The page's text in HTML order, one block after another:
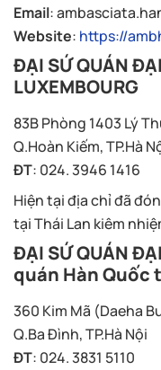
Email:
Website: https://
ĐẠI SỨ QUÁN
LUXEMBOURG
83B Phòng 1403 Lý
Q.Hoàn Kiếm, TP.Hà
ĐT: 024. 3946 1416
Hiện tại địa chỉ đã
tại Thái Lan kiêm
ĐẠI SỨ QUÁN
quán Hàn Quốc
360 Kim Mã (Daeha
Q.Ba Đình, TP.Hà Nội
ĐT: 024. 3831 5110